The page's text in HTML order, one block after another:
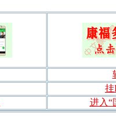
挂
进入“